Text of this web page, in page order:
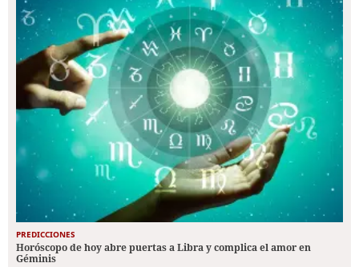
PREDICCIONES
Horóscopo de hoy abre puertas a Libra y complica el amor en
Géminis